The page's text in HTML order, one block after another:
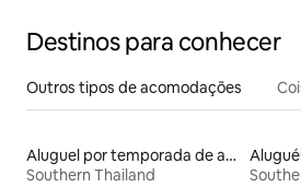
Destinos para conhecer
Outros tipos de acomodações
Aluguel por temporada de apart-hotéis
Southern Thailand